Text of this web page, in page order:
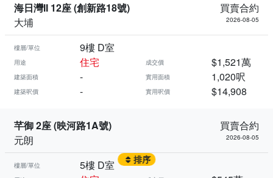
海日灣II 12座 (創新路18號)
買賣合約
大埔
2026-08-05
樓層/單位 9樓 D室
用途 住宅 成交價 $1,521萬
建築面積 - 實用面積 1,020呎
建築呎價 - 實用呎價 $14,908
芊御 2座 (映河路1A號)
買賣合約
元朗
2026-08-05
樓層/單位 5樓 D室 排序